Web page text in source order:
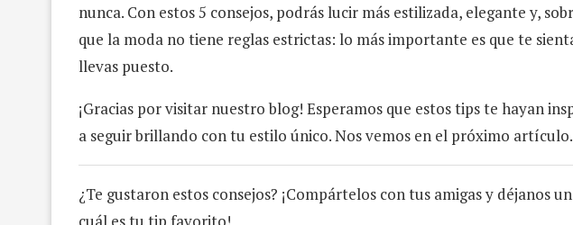
nunca. Con estos 5 consejos, podrás lucir más estilizada, elegante y,
que la moda no tiene reglas estrictas: lo más importante es que te
llevas puesto.
¡Gracias por visitar nuestro blog! Esperamos que estos tips te hayan
a seguir brillando con tu estilo único. Nos vemos en el próximo
¿Te gustaron estos consejos? ¡Compártelos con tus amigas y déjanos
cuál es tu tip favorito!